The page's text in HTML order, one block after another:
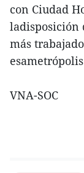
con Ciudad
ladisposición
más
VNA-SOC